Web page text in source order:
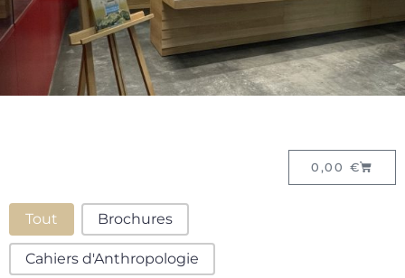
0,00 €
Boutique
Tout Brochures
Cahiers d'Anthropologie